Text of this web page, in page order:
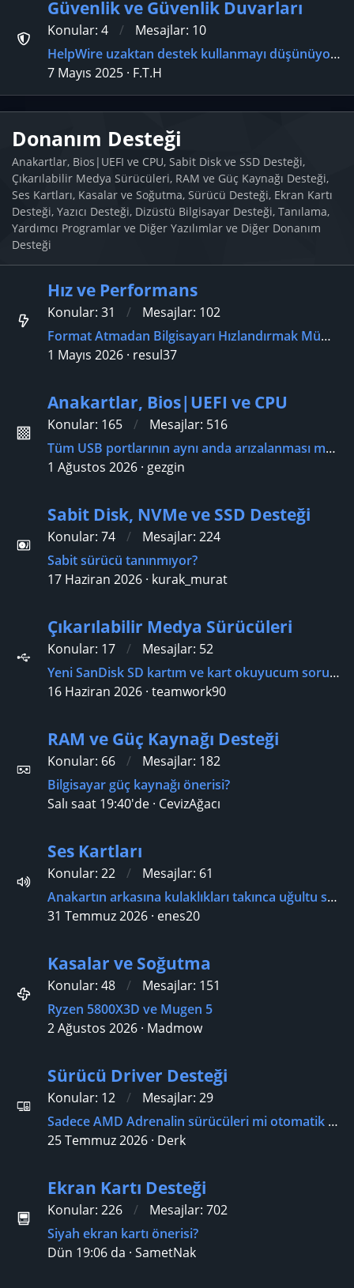
Güvenlik ve Güvenlik Duvarları
Konular 4 Mesajlar 10
HelpWire uzaktan destek kullanmayı düşünüyorum güvenilir mi?
7 Mayıs 2025 F.T.H
Donanım Desteği
Anakartlar, Bios|UEFI ve CPU, Sabit Disk ve SSD Desteği,
Çıkarılabilir Medya Sürücüleri, RAM ve Güç Kaynağı Desteği,
Ses Kartları, Kasalar ve Soğutma, Sürücü Desteği, Ekran Kartı
Desteği, Yazıcı Desteği, Dizüstü Bilgisayar Desteği, Tanılama,
Yardımcı Programlar ve Diğer Yazılımlar ve Diğer Donanım
Desteği
Hız ve Performans
Konular 31 Mesajlar 102
Format Atmadan Bilgisayarı Hızlandırmak Mümkün mü?
1 Mayıs 2026 resul37
Anakartlar, Bios|UEFI ve CPU
Konular 165 Mesajlar 516
Tüm USB portlarının aynı anda arızalanması mümkün mü?
1 Ağustos 2026 gezgin
Sabit Disk, NVMe ve SSD Desteği
Konular 74 Mesajlar 224
Sabit sürücü tanınmıyor?
17 Haziran 2026 kurak_murat
Çıkarılabilir Medya Sürücüleri
Konular 17 Mesajlar 52
Yeni SanDisk SD kartım ve kart okuyucum sorunlara neden oluyor?
16 Haziran 2026 teamwork90
RAM ve Güç Kaynağı Desteği
Konular 66 Mesajlar 182
Bilgisayar güç kaynağı önerisi?
Salı saat 19:40'de CevizAğacı
Ses Kartları
Konular 22 Mesajlar 61
Anakartın arkasına kulaklıkları takınca uğultu sesi geliyor?
31 Temmuz 2026 enes20
Kasalar ve Soğutma
Konular 48 Mesajlar 151
Ryzen 5800X3D ve Mugen 5
2 Ağustos 2026 Madmow
Sürücü Driver Desteği
Konular 12 Mesajlar 29
Sadece AMD Adrenalin sürücüleri mi otomatik güncellemelerle birlikte geliyor?
25 Temmuz 2026 Derk
Ekran Kartı Desteği
Konular 226 Mesajlar 702
Siyah ekran kartı önerisi?
Dün 19:06 da SametNak